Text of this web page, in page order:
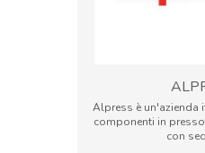
Alpress è un'azienda
componenti in
con